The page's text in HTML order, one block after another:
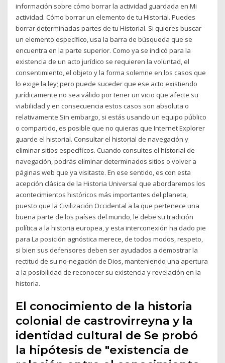
información sobre cómo borrar la actividad guardada en Mi
actividad. Cómo borrar un elemento de tu Historial. Puedes
borrar determinadas partes de tu Historial. Si quieres buscar
un elemento específico, usa la barra de búsqueda que se
encuentra en la parte superior. Como ya se indicó para la
existencia de un acto jurídico se requieren la voluntad, el
consentimiento, el objeto y la forma solemne en los casos que
lo exige la ley; pero puede suceder que ese acto existiendo
jurídicamente no sea válido por tener un vicio que afecte su
viabilidad y en consecuencia estos casos son absoluta o
relativamente Sin embargo, si estás usando un equipo público
o compartido, es posible que no quieras que Internet Explorer
guarde el historial. Consultar el historial de navegación y
eliminar sitios específicos. Cuando consultes el historial de
navegación, podrás eliminar determinados sitios o volver a
páginas web que ya visitaste. En ese sentido, es con esta
acepción clásica de la Historia Universal que abordaremos los
acontecimientos históricos más importantes del planeta,
puesto que la Civilización Occidental a la que pertenece una
buena parte de los países del mundo, le debe su tradición
política a la historia europea, y esta interconexión ha dado pie
para La posición agnóstica merece, de todos modos, respeto,
si bien sus defensores deben ser ayudados a demostrar la
rectitud de su no-negación de Dios, manteniendo una apertura
a la posibilidad de reconocer su existencia y revelación en la
historia.
El conocimiento de la historia
colonial de castrovirreyna y la
identidad cultural de Se probó
la hipótesis de "existencia de